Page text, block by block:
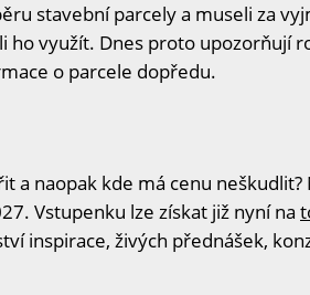
stavební parcely a museli za
ho využít. Dnes proto upozorňují
o parcele dopředu.
a naopak kde má cenu
Vstupenku lze získat již nyní na
inspirace, živých přednášek,